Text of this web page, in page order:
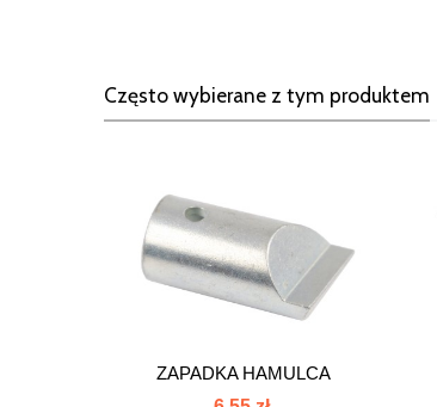
Często wybierane z tym produktem
ZAPADKA HAMULCA
RĘCZNEGO 80231005